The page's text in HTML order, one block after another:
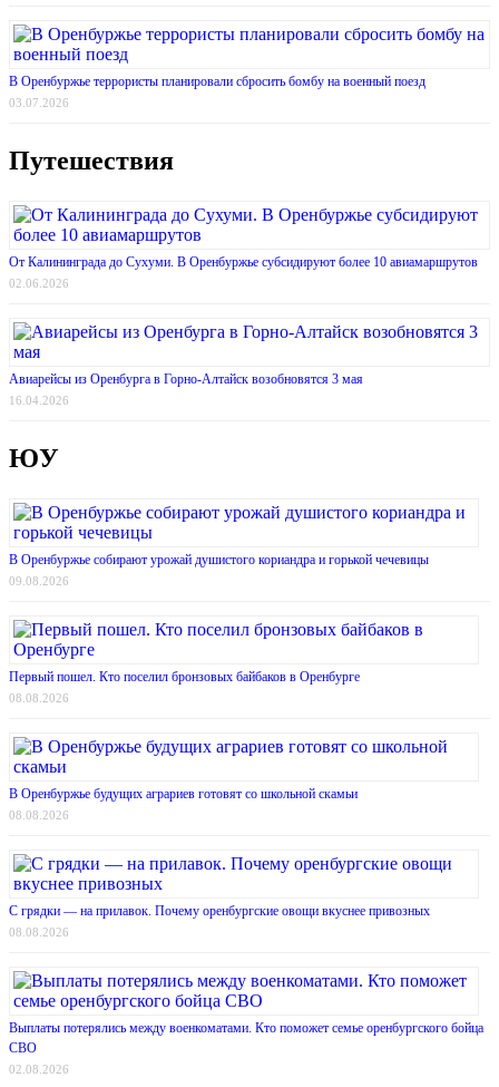
В Оренбуржье террористы планировали сбросить бомбу на военный поезд
03.07.2026
Путешествия
От Калининграда до Сухуми. В Оренбуржье субсидируют более 10 авиамаршрутов
02.06.2026
Авиарейсы из Оренбурга в Горно-Алтайск возобновятся 3 мая
16.04.2026
ЮУ
В Оренбуржье собирают урожай душистого кориандра и горькой чечевицы
09.08.2026
Первый пошел. Кто поселил бронзовых байбаков в Оренбурге
08.08.2026
В Оренбуржье будущих аграриев готовят со школьной скамьи
08.08.2026
С грядки — на прилавок. Почему оренбургские овощи вкуснее привозных
08.08.2026
Выплаты потерялись между военкоматами. Кто поможет семье оренбургского бойца
СВО
02.08.2026